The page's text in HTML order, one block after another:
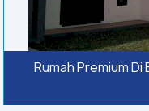
Rumah Premium